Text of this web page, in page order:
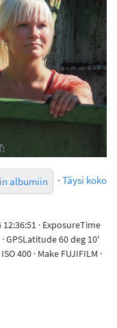
albumiin · Täysi koko
· ExposureTime
GPSLatitude 60 deg 10'
400 · Make FUJIFILM ·